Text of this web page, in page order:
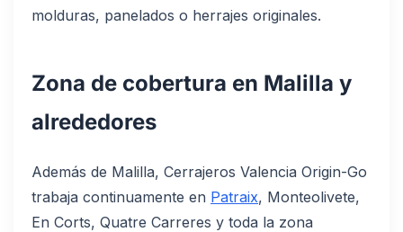
molduras, panelados o herrajes originales.
Zona de cobertura en Malilla y
alrededores
Además de Malilla, Cerrajeros Valencia Origin-Go
trabaja continuamente en Patraix, Monteolivete,
En Corts, Quatre Carreres y toda la zona